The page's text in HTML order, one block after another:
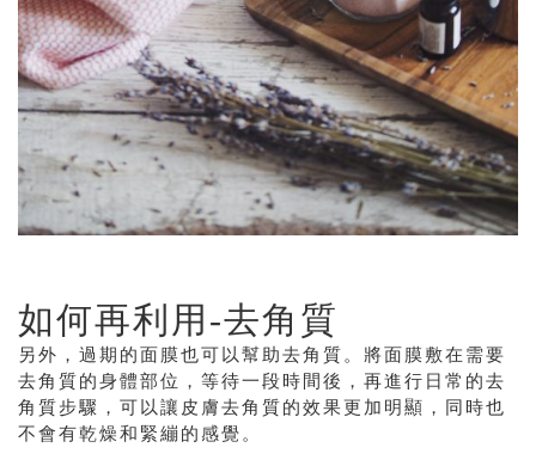
如何再利用 -去角質
另外，過期的面膜也可以幫助去角質。將面膜敷在需要
去角質的身體部位，等待一段時間後，再進行日常的去
角質步驟，可以讓皮膚去角質的效果更加明顯，同時也
不會有乾燥和緊繃的感覺。